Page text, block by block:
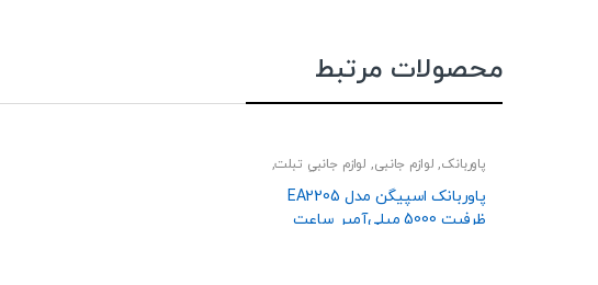
محصولات مرتبط
پاوربانک, لوازم جانبی, لوازم جانبی تبلت,
لوازم جانبی دوربین لوازم جانبی گوشی
پاوربانک اسپیگن مدل EA2205
ظرفیت 5000 میلی‌آمپر ساعت